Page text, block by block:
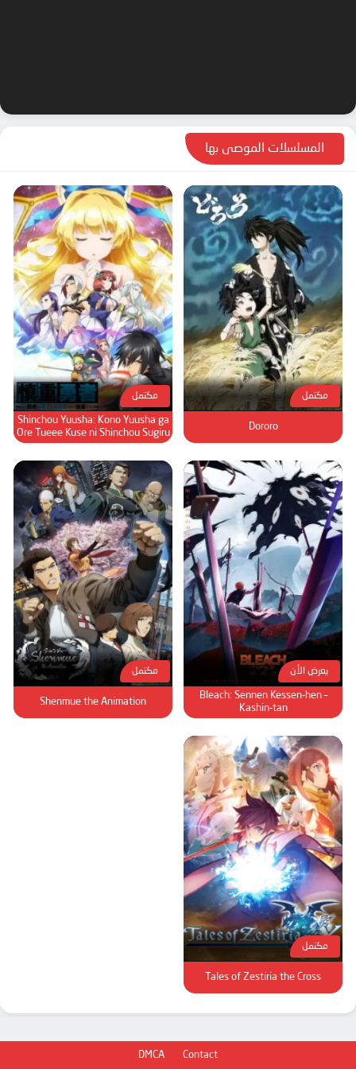
المسلسلات الموصى بها
مكتمل
Dororo
مكتمل
Shinchou Yuusha: Kono Yuusha ga
Ore Tueee Kuse ni Shinchou Sugiru
يعرض الأن
Bleach: Sennen Kessen-hen –
Kashin-tan
مكتمل
Shenmue the Animation
مكتمل
Tales of Zestiria the Cross
DMCA Contact